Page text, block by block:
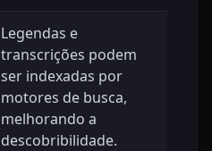
Legendas e
transcrições podem
ser indexadas por
motores de busca,
melhorando a
descobribilidade.